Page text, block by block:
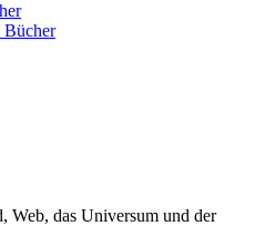
Bücher
Web, das Universum und der